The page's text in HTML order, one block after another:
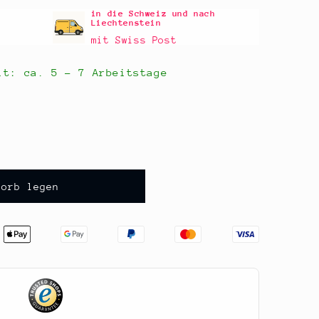
in die Schweiz und nach
Liechtenstein
mit Swiss Post
ca. 5 - 7 Arbeitstage
legen